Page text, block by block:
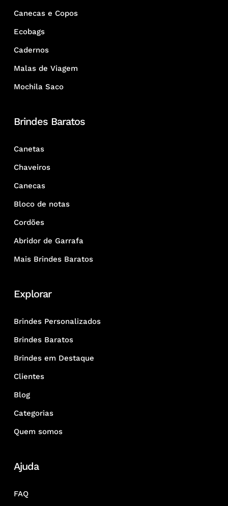
Canecas e Copos
Ecobags
Cadernos
Malas de Viagem
Mochila Saco
Brindes Baratos
Canetas
Chaveiros
Canecas
Bloco de notas
Cordões
Abridor de Garrafa
Mais Brindes Baratos
Explorar
Brindes Personalizados
Brindes Baratos
Brindes em Destaque
Clientes
Blog
Categorias
Quem somos
Ajuda
FAQ